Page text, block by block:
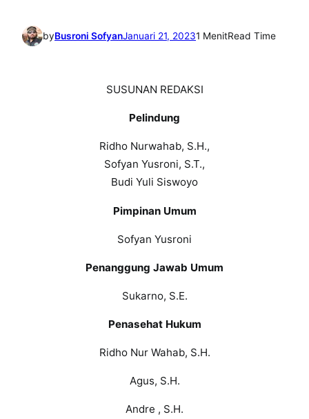
byBusroni SofyanJanuari 21, 20231 MenitRead Time
SUSUNAN REDAKSI
Pelindung
Ridho Nurwahab, S.H.,
Sofyan Yusroni, S.T.,
Budi Yuli Siswoyo
Pimpinan Umum
Sofyan Yusroni
Penanggung Jawab Umum
Sukarno, S.E.
Penasehat Hukum
Ridho Nur Wahab, S.H.
Agus, S.H.
Andre , S.H.